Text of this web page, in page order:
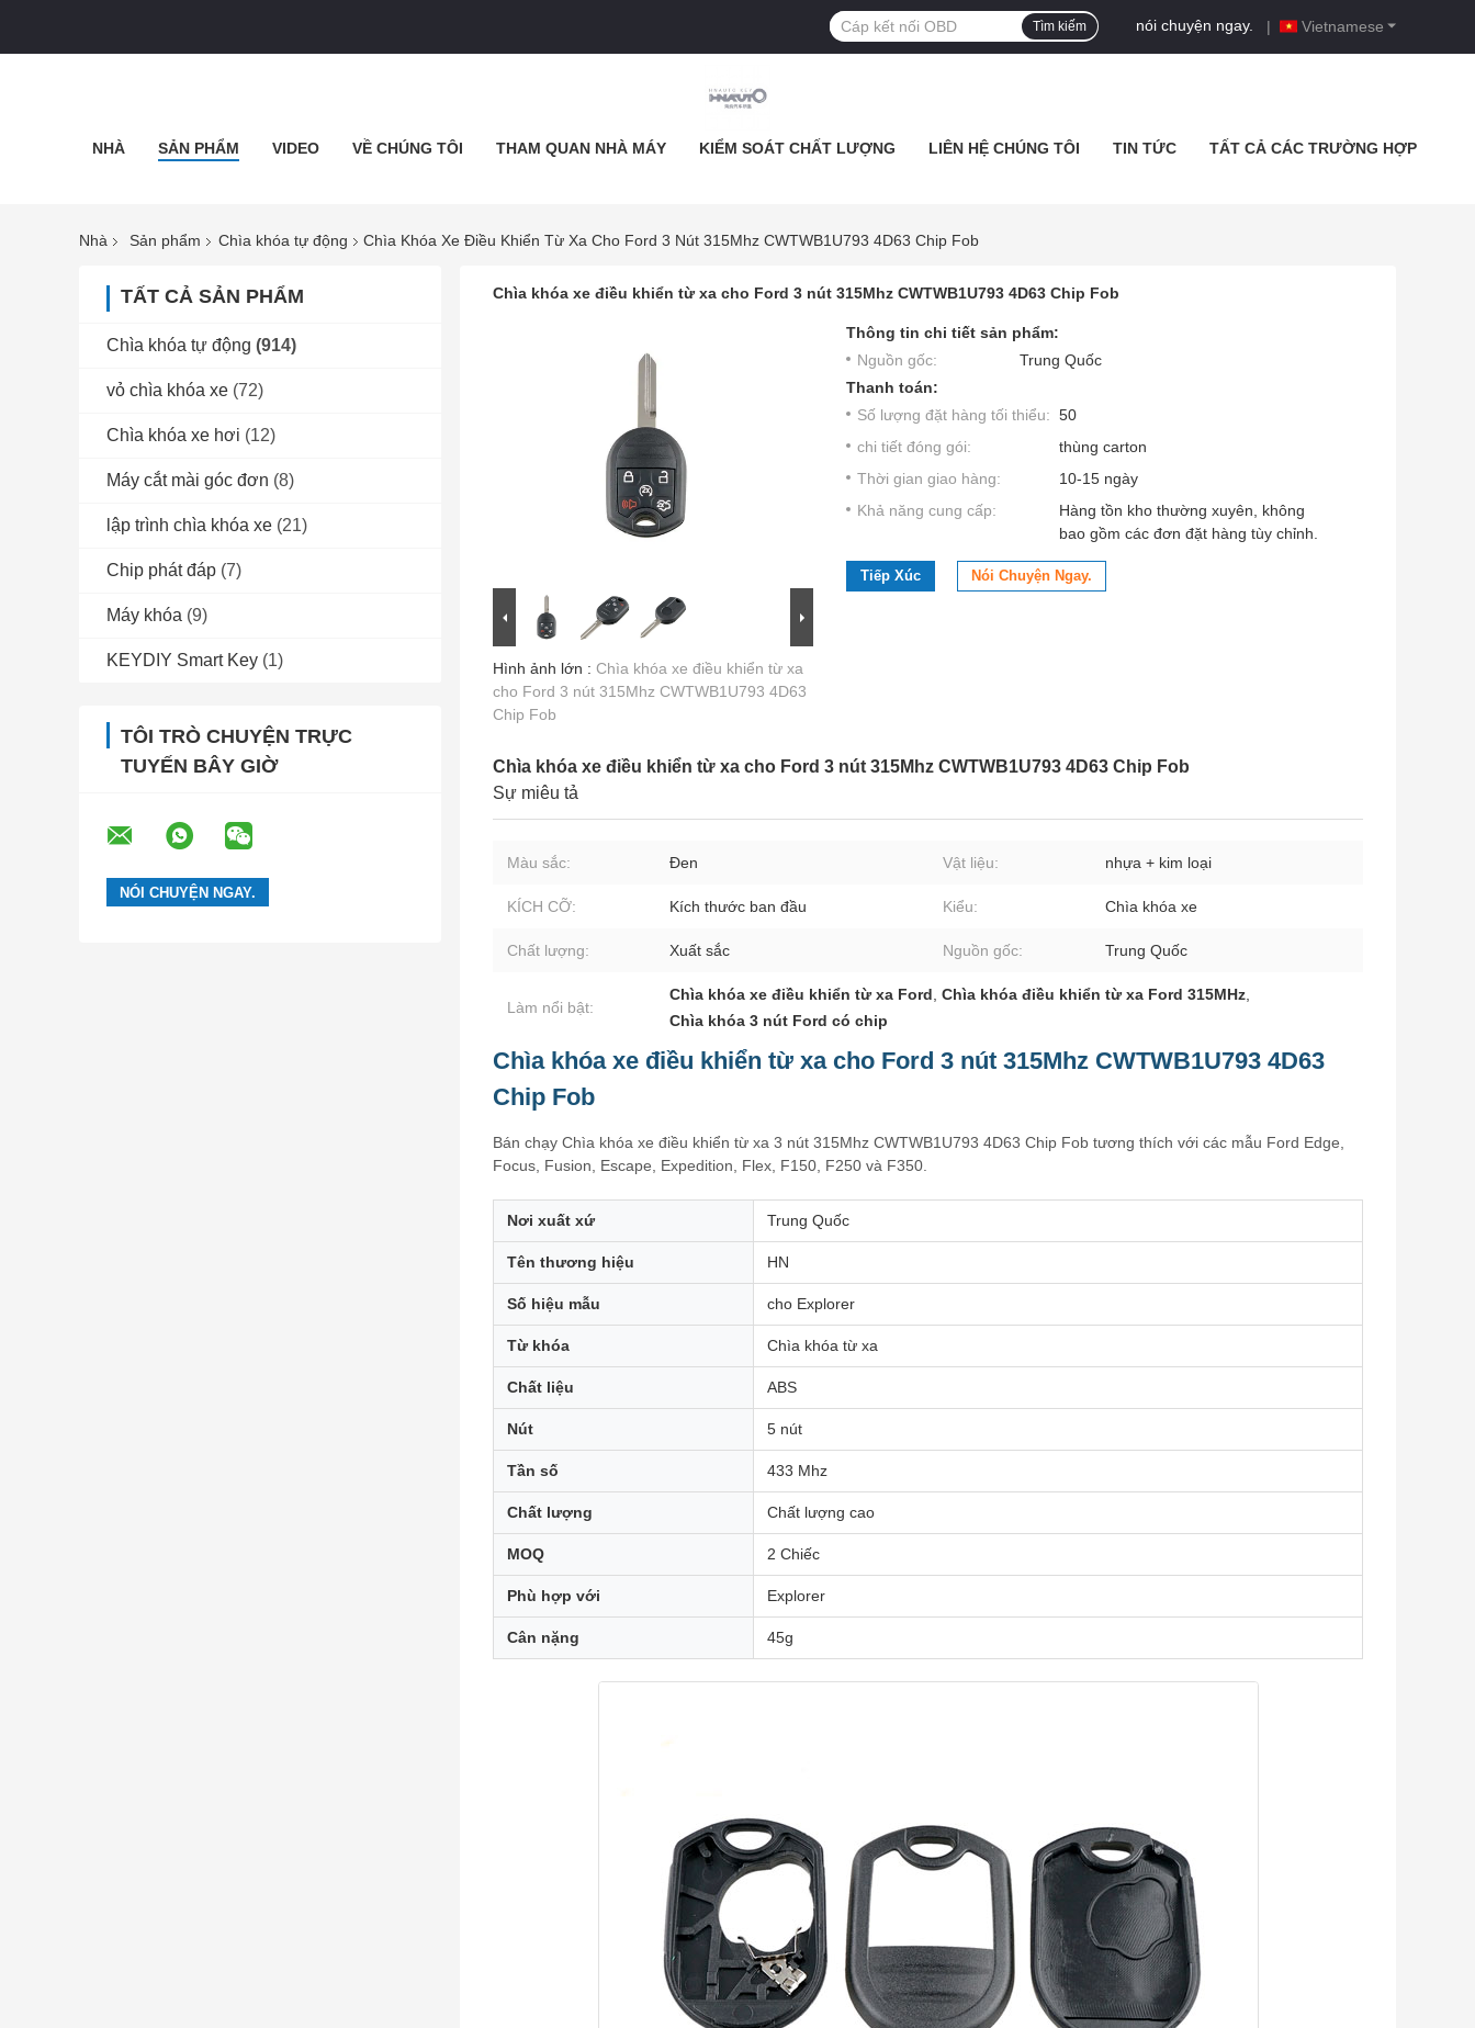
Vietnamese
nói chuyện ngay. |
Tìm kiếm
NHÀ SẢN PHẨM VIDEO VỀ CHÚNG TÔI THAM QUAN NHÀ MÁY KIỂM SOÁT CHẤT LƯỢNG LIÊN HỆ CHÚNG TÔI TIN TỨC TẤT CẢ CÁC TRƯỜNG HỢP
Nhà Sản phẩm Chìa khóa tự động Chìa Khóa Xe Điều Khiển Từ Xa Cho Ford 3 Nút 315Mhz CWTWB1U793 4D63 Chip Fob
TẤT CẢ SẢN PHẨM
Chìa khóa tự động (914)
vỏ chìa khóa xe (72)
Chìa khóa xe hơi (12)
Máy cắt mài góc đơn (8)
lập trình chìa khóa xe (21)
Chip phát đáp (7)
Máy khóa (9)
KEYDIY Smart Key (1)
TÔI TRÒ CHUYỆN TRỰC
TUYẾN BÂY GIỜ
Chìa khóa xe điều khiển từ xa cho Ford 3 nút 315Mhz CWTWB1U793 4D63 Chip Fob
Hình ảnh lớn : Chìa khóa xe điều khiển từ xa
cho Ford 3 nút 315Mhz CWTWB1U793 4D63
Chip Fob
Thông tin chi tiết sản phẩm:
Nguồn gốc:
Trung Quốc
Thanh toán:
Số lượng đặt hàng tối thiểu: 50
chi tiết đóng gói:
thùng carton
Thời gian giao hàng:
10-15 ngày
Khả năng cung cấp:
Hàng tồn kho thường xuyên, không
bao gồm các đơn đặt hàng tùy chỉnh.
Tiếp Xúc Nói Chuyện Ngay.
Chìa khóa xe điều khiển từ xa cho Ford 3 nút 315Mhz CWTWB1U793 4D63 Chip Fob
Sự miêu tả
Màu sắc: Đen Vật liệu: nhựa + kim loại
KÍCH CỠ: Kích thước ban đầu Kiểu: Chìa khóa xe
Chất lượng: Xuất sắc Nguồn gốc: Trung Quốc
Làm nổi bật:
Chìa khóa xe điều khiển từ xa Ford, Chìa khóa điều khiển từ xa Ford 315MHz,
Chìa khóa 3 nút Ford có chip
Chìa khóa xe điều khiển từ xa cho Ford 3 nút 315Mhz CWTWB1U793 4D63
Chip Fob
Bán chạy Chìa khóa xe điều khiển từ xa 3 nút 315Mhz CWTWB1U793 4D63 Chip Fob tương thích với các mẫu Ford Edge,
Focus, Fusion, Escape, Expedition, Flex, F150, F250 và F350.
Nơi xuất xứ Trung Quốc
Tên thương hiệu HN
Số hiệu mẫu cho Explorer
Từ khóa Chìa khóa từ xa
Chất liệu ABS
Nút 5 nút
Tần số 433 Mhz
Chất lượng Chất lượng cao
MOQ 2 Chiếc
Phù hợp với Explorer
Cân nặng 45g